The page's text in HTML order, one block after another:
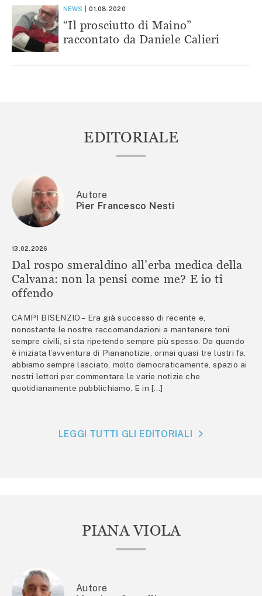
NEWS 01.08.2020
“Il prosciutto di Maino”
raccontato da Daniele Calieri
EDITORIALE
Autore
Pier Francesco Nesti
13.02.2026
Dal rospo smeraldino all’erba medica della
Calvana: non la pensi come me? E io ti
offendo
CAMPI BISENZIO – Era già successo di recente e,
nonostante le nostre raccomandazioni a mantenere toni
sempre civili, si sta ripetendo sempre più spesso. Da quando
è iniziata l’avventura di Piananotizie, ormai quasi tre lustri fa,
abbiamo sempre lasciato, molto democraticamente, spazio ai
nostri lettori per commentare le varie notizie che
quotidianamente pubblichiamo. E in […]
LEGGI TUTTI GLI EDITORIALI
PIANA VIOLA
Autore